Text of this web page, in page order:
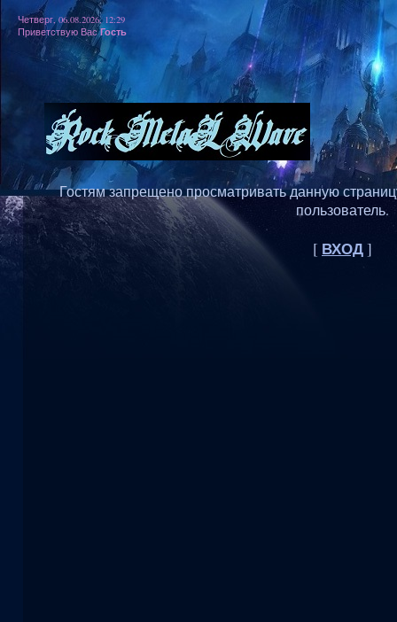
Четверг, 06.08.2026, 12:29
Приветствую Вас Гость
Гостям запрещено просматривать данную
пользователь.
[ ВХОД]